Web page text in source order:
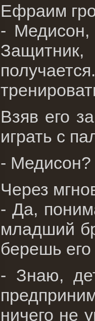
Ефраим
-
Взяв его
играть с
-
Через
- Да,
младший
берешь
- Знаю,
ничего не